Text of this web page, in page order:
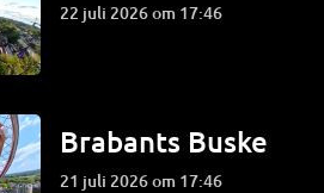
22 juli 2026 om 17:46
Brabants Buske
21 juli 2026 om 17:46